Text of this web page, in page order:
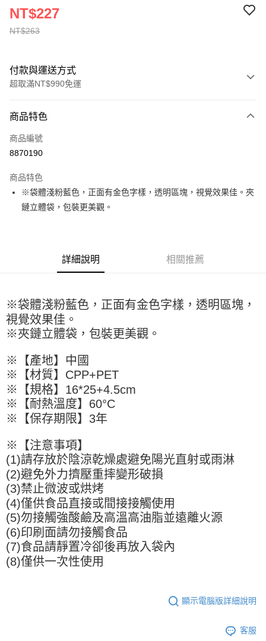
NT$263
NT$227
付款與運送方式
超取滿NT$990免運
信用卡一次付款
超商取貨付款
Apple Pay
街口支付
【關於「AFTEE先享後付」】
AFTEE先享後付是「在收到商品之後才付款」的支付方式。 讓您購物簡單
便利好安心！
１．簡單：不需註冊會員、不需綁卡、不需儲值。
３．安心：先確認商品／服務後，再付款。
【「AFTEE先享後付」結帳流程】
１．於結帳方式選擇「AFTEE先享後付」後，將跳轉至「AFTEE先享後付」
結帳頁面，進行簡訊認證並確認金額後，即可完成結帳。
２．訂單成立數日內，您將收到繳費通知簡訊。
３．收到繳費通知簡訊後14天內，點擊此簡訊中的連結，可透過四大超商／
※ 請注意：結帳手續完成當下不需立刻繳費，但若您需要取消訂單，請聯絡
購買商品的店家。未經商家同意取消之訂單仍視為有效，需透過AFTEE先享
後付繳納相關費用。
※ 交易是否成功請以「AFTEE先享後付 」之結帳頁面顯示為準，若有關於
是否繳費成功／繳費後需取消欲退款等相關疑問，請聯繫「AFTEE先享後付
客戶支援中心」https://netprotections.freshdesk.com/support/home
【注意事項】
１．透過由恩沛科技股份有限公司提供之「AFTEE先享後付」服務完成之交
易，需依本服務之必要範圍內提供個人資料，並將交易相關給付款項請求債
權轉讓予恩沛科技股份有限公司。
２．關於個人資料處理事宜，請瀏覽以下網址：
時審查核予不同之上限額度；若仍有額度不足之情形，本公司將視審查結果
ATM付款
全家取貨付款-重量限制含紙箱10kg，請控制商品重量在9~9.5
kg
每筆NT$90，滿NT$990(含以上)免運費
付款後全家取貨-重量限制含紙箱10kg，請控制商品重量在9~
每筆NT$90，滿NT$990(含以上)免運費
7-11取貨付款-重量限制含紙箱10kg，請控制商品重量在9~9.5
kg
每筆NT$90，滿NT$990(含以上)免運費
付款後7-11取貨-重量限制含紙箱10kg，請控制商品重量在9~
9.5kg
每筆NT$90，滿NT$990(含以上)免運費
商品特色
商品編號
8870190
商品特色
※袋體淺粉藍色，正面有金色字樣，透明區塊，視覺效果佳。夾
鏈立體袋，包裝更美觀。
詳細說明 相關推薦
※袋體淺粉藍色，正面有金色字樣，透明區塊，
視覺效果佳。
※夾鏈立體袋，包裝更美觀。
※【產地】中國
※【材質】CPP+PET
※【規格】16*25+4.5cm
※【耐熱溫度】60°C
※【保存期限】3年
※【注意事項】
(1)請存放於陰涼乾燥處避免陽光直射或雨淋
(2)避免外力擠壓重摔變形破損
(3)禁止微波或烘烤
(4)僅供食品直接或間接接觸使用
(5)勿接觸強酸鹼及高溫高油脂並遠離火源
(6)印刷面請勿接觸食品
(7)食品請靜置冷卻後再放入袋內
(8)僅供一次性使用
顯示電腦版詳細說明
客服